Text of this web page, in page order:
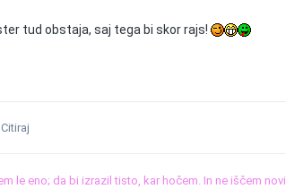
tud obstaja, saj tega bi skor rajs!
Citiraj
le eno; da bi izrazil tisto, kar hočem. In ne iščem